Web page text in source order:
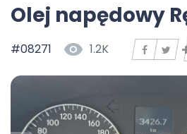
Olej napędowy
#08271 1.2K